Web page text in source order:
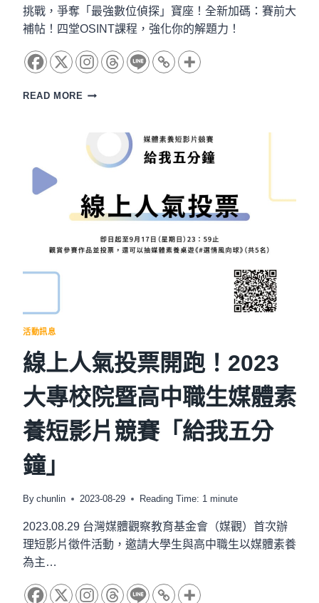
性
挑戰，爭奪「最強數位偵探」寶座！全新加碼：賽前大
補帖！四堂OSINT課程，強化你的解題力！
READ MORE 2025
青
年
證
挑
戰
開
月
日！
活動訊息
線上人氣投票開跑！2023
大專校院暨高中職生媒體素
養短影片競賽「給我五分
鐘」
By chunlin 2023-08-29 Reading Time: 1minute
2023.08.29 台灣媒體觀察教育基金會（媒觀）首次辦
理短影片徵件活動，邀請大學生與高中職生以媒體素養
為主…